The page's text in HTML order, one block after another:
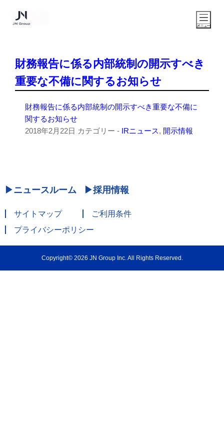
財務報告に係る内部統制の開示すべき
重要な不備に関するお知らせ
財務報告に係る内部統制の開示すべき重要な不備に
関するお知らせ
2018年2月22日 カテゴリー - IRニュース, 開示情報
ニュースルーム 採用情報
サイトマップ
ご利用条件
プライバシーポリシー
Copyright© 2026 JN Group Inc. All Rights Reserved.